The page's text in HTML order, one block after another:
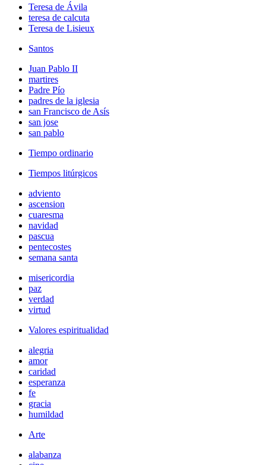
Teresa de Ávila
teresa de calcuta
Teresa de Lisieux
Santos
Juan Pablo II
martires
Padre Pío
padres de la iglesia
san Francisco de Asís
san jose
san pablo
Tiempo ordinario
Tiempos litúrgicos
adviento
ascension
cuaresma
navidad
pascua
pentecostes
semana santa
misericordia
paz
verdad
virtud
Valores espiritualidad
alegria
amor
caridad
esperanza
fe
gracia
humildad
Arte
alabanza